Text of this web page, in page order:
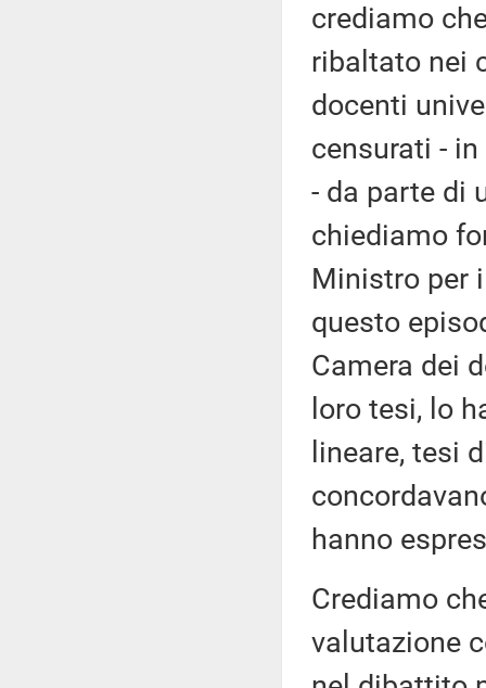
crediamo
ribaltato nei
docenti
censurati -
- da parte di
chiediamo
Ministro per
questo
Camera dei
loro tesi, lo
lineare, tesi
hanno
Crediamo
valutazione